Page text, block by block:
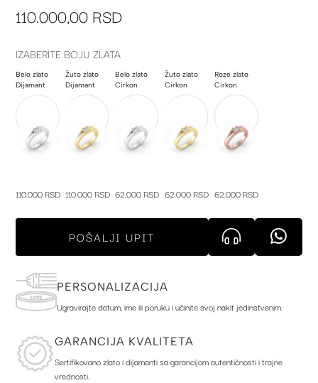
of
gallery
110.000,00 RSD
IZABERITE BOJU ZLATA
Belo zlato
Dijamant
110.000 RSD
Žuto zlato
Dijamant
110.000 RSD
Belo zlato
Cirkon
62.000 RSD
Žuto zlato
Cirkon
62.000 RSD
Roze zlato
Cirkon
62.000 RSD
POŠALJI UPIT
PERSONALIZACIJA
Ugravirajte datum, ime ili poruku i učinite svoj nakit jedinstvenim.
GARANCIJA KVALITETA
Sertifikovano zlato i dijamanti sa garancijom autentičnosti i trajne
vrednosti.